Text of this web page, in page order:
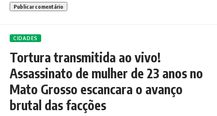
CIDADES
Tortura transmitida ao vivo!
Assassinato de mulher de 23 anos no
Mato Grosso escancara o avanço
brutal das facções